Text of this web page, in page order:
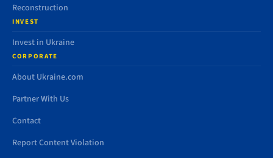
Reconstruction
INVEST
Invest in Ukraine
CORPORATE
About Ukraine.com
Partner With Us
Contact
Report Content Violation